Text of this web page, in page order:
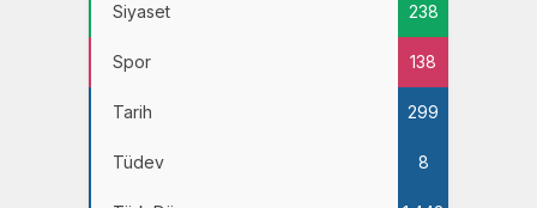
Siyaset 238
Spor 138
Tarih 299
Tüdev 8